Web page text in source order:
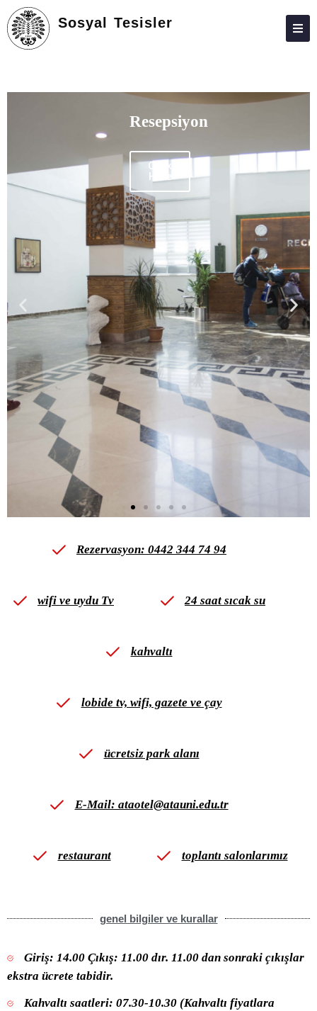
Sosyal Tesisler
KVKK
Ata
Uygulama
Oteli
Rezervasyon: 0442 344 74 94
wifi ve uydu Tv 24 saat sıcak su
kahvaltı
lobide tv, wifi, gazete ve çay
ücretsiz park alanı
E-Mail: ataotel@atauni.edu.tr
restaurant toplantı salonlarımız
genel bilgiler ve kurallar
Giriş: 14.00 Çıkış: 11.00 dır. 11.00 dan sonraki çıkışlar
ekstra ücrete tabidir.
Kahvaltı saatleri: 07.30-10.30 (Kahvaltı fiyatlara